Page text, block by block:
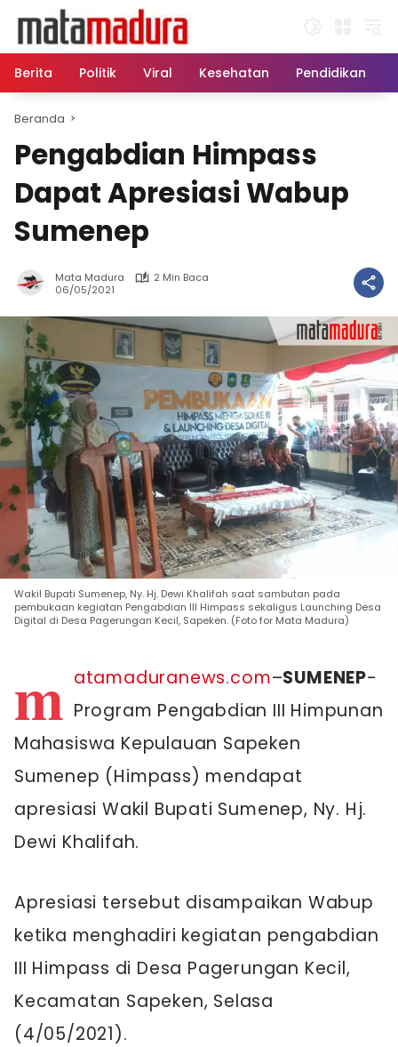
konten
Berita
Politik Viral Kesehatan Pendidikan
Beranda
Pengabdian Himpass
Dapat Apresiasi Wabup
Sumenep
Mata Madura
2 Min Baca
06/05/2021
Wakil Bupati Sumenep, Ny. Hj. Dewi Khalifah saat sambutan pada
pembukaan kegiatan Pengabdian III Himpass sekaligus Launching Desa
Digital di Desa Pagerungan Kecil, Sapeken. (Foto for Mata Madura)
m atamaduranews.com–SUMENEP-
Program Pengabdian III Himpunan
Mahasiswa Kepulauan Sapeken
Sumenep (Himpass) mendapat
apresiasi Wakil Bupati Sumenep, Ny. Hj.
Dewi Khalifah.
Apresiasi tersebut disampaikan Wabup
ketika menghadiri kegiatan pengabdian
III Himpass di Desa Pagerungan Kecil,
Kecamatan Sapeken, Selasa
(4/05/2021).